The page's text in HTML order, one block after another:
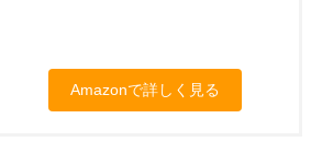
Amazonで詳しく見る